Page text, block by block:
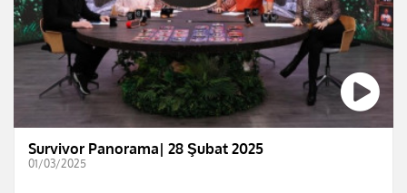
Survivor Panorama| 28 Şubat 2025
01/03/2025